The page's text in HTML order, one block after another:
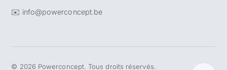
✉️ info@powerconcept.be
© 2026 Powerconcept. Tous droits réservés.